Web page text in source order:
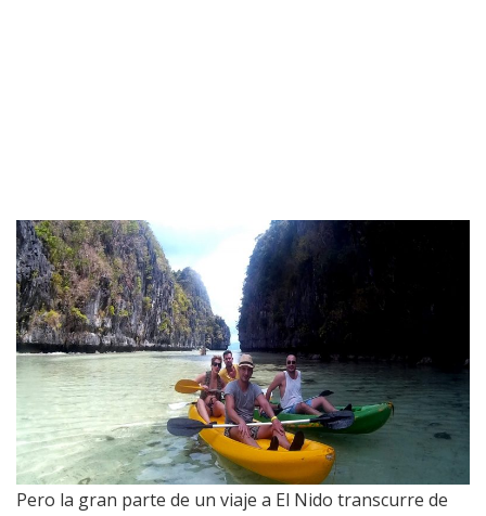
Pero la gran parte de un viaje a El Nido transcurre de